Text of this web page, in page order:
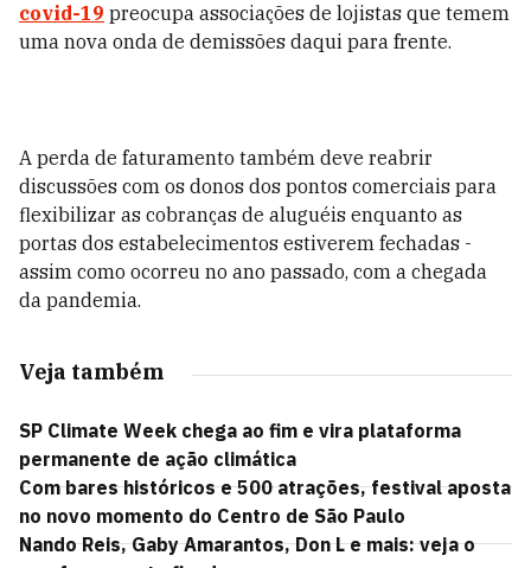
covid-19 preocupa associações de lojistas que temem
uma nova onda de demissões daqui para frente.
A perda de faturamento também deve reabrir
discussões com os donos dos pontos comerciais para
flexibilizar as cobranças de aluguéis enquanto as
portas dos estabelecimentos estiverem fechadas -
assim como ocorreu no ano passado, com a chegada
da pandemia.
Veja também
SP Climate Week chega ao fim e vira plataforma
permanente de ação climática
Com bares históricos e 500 atrações, festival aposta
no novo momento do Centro de São Paulo
Nando Reis, Gaby Amarantos, Don L e mais: veja o